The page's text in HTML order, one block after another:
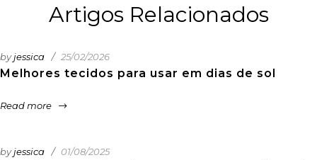
Artigos Relacionados
Melhores tecidos para usar em dias de sol
byjessica 25/02/2026
Read more
byjessica 01/08/2025